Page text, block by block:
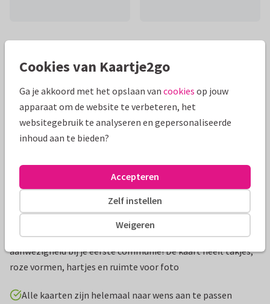
Productinformatie
Bedankkaart om iedereen te bedanken voor hun
aanwezigheid bij je eerste communie! De kaart heeft takjes,
roze vormen, hartjes en ruimte voor foto
Alle kaarten zijn helemaal naar wens aan te passen
Cookies van Kaartje2go
Ga je akkoord met het opslaan van cookies op jouw
apparaat om de website te verbeteren, het
websitegebruik te analyseren en gepersonaliseerde
inhoud aan te bieden?
Weigeren
Zelf instellen
Accepteren